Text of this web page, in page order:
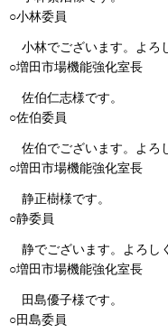
○小林委員
小林でございます。よろ
○増田市場機能強化室長
佐伯仁志様です。
○佐伯委員
佐伯でございます。よろ
○増田市場機能強化室長
静正樹様です。
○静委員
静でございます。よろし
○増田市場機能強化室長
田島優子様です。
○田島委員